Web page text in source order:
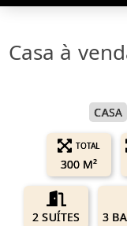
Casa à
CASA
TOTAL
300 M²
2 SUÍTES 3